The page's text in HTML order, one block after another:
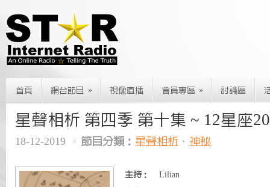
首頁 網台節目 » 視像直播 會員專區 » 討論區
星聲相析 第四季 第十集 ~ 12星座
18-12-2019 節目分類： 星聲相析 、 神秘
主持：
Lilian